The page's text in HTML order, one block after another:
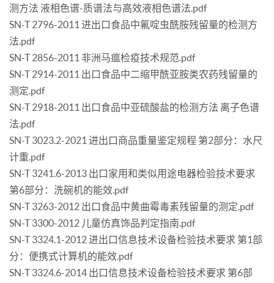
测方法 液相色谱-质谱法与高效液相色谱法.pdf
SN-T 2796-2011 进出口食品中氟啶虫酰胺残留量的检测方
法.pdf
SN-T 2856-2011 非洲马瘟检疫技术规范.pdf
SN-T 2914-2011 出口食品中二缩甲酰亚胺类农药残留量的
测定.pdf
SN-T 2918-2011 出口食品中亚硫酸盐的检测方法 离子色谱
法.pdf
SN-T 3023.2-2021 进出口商品重量鉴定规程 第2部分：水尺
计重.pdf
SN-T 3241.6-2013 出口家用和类似用途电器检验技术要求
第6部分：洗碗机的能效.pdf
SN-T 3263-2012 出口食品中黄曲霉毒素残留量的测定.pdf
SN-T 3300-2012 儿童仿真饰品判定指南.pdf
SN-T 3324.1-2012 进出口信息技术设备检验技术要求 第1部
分：便携式计算机的能效.pdf
SN-T 3324.6-2014 出口信息技术设备检验技术要求 第6部